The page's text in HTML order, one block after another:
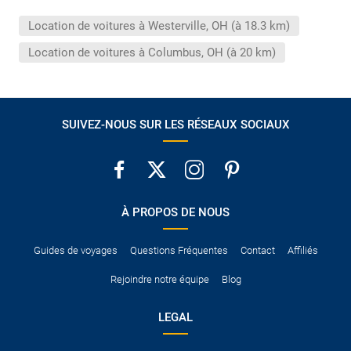
Pour vous en assurer, vous pouvez vous renseigner auprès des
services consulaires du pays concerné.
Location de voitures à Westerville, OH (à 18.3 km)
Location de voitures à Columbus, OH (à 20 km)
SUIVEZ-NOUS SUR LES RÉSEAUX SOCIAUX
À PROPOS DE NOUS
Guides de voyages Questions Fréquentes Contact Affiliés
Rejoindre notre équipe Blog
LEGAL